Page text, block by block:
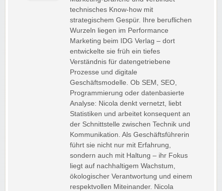
technisches Know-how mit
strategischem Gespür. Ihre beruflichen
Wurzeln liegen im Performance
Marketing beim IDG Verlag – dort
entwickelte sie früh ein tiefes
Verständnis für datengetriebene
Prozesse und digitale
Geschäftsmodelle. Ob SEM, SEO,
Programmierung oder datenbasierte
Analyse: Nicola denkt vernetzt, liebt
Statistiken und arbeitet konsequent an
der Schnittstelle zwischen Technik und
Kommunikation. Als Geschäftsführerin
führt sie nicht nur mit Erfahrung,
sondern auch mit Haltung – ihr Fokus
liegt auf nachhaltigem Wachstum,
ökologischer Verantwortung und einem
respektvollen Miteinander. Nicola